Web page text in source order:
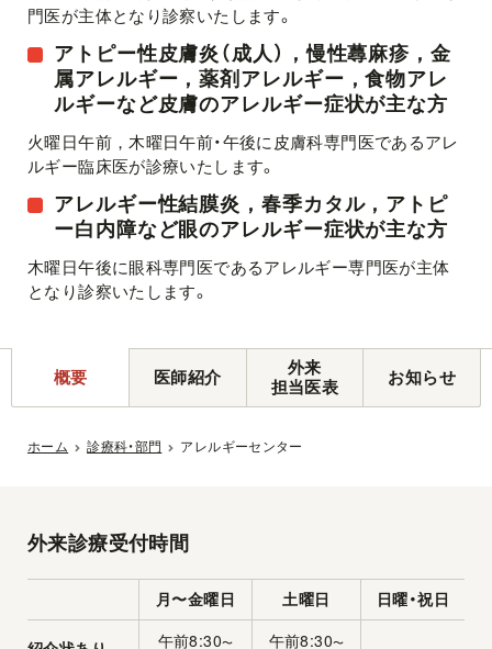
門医が主体となり診察いたします。
アトピー性皮膚炎（成人），慢性蕁麻疹，金
属アレルギー，薬剤アレルギー，食物アレ
ルギーなど皮膚のアレルギー症状が主な方
火曜日午前，木曜日午前・午後に皮膚科専門医であるアレ
ルギー臨床医が診療いたします。
アレルギー性結膜炎，春季カタル，アトピ
ー白内障など眼のアレルギー症状が主な方
木曜日午後に眼科専門医であるアレルギー専門医が主体
となり診察いたします。
概要 医師紹介
外来
担当医表
お知らせ
ホーム 診療科・部門 アレルギーセンター
外来診療受付時間
月〜金曜日 土曜日 日曜・祝日
午前8:30〜 午前8:30〜